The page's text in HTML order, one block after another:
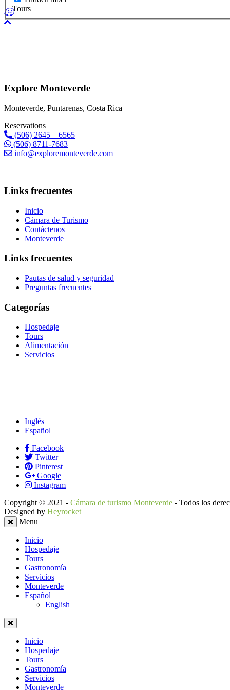
Tours
Explore Monteverde
Monteverde, Puntarenas, Costa Rica
Reservations
(506) 2645 – 6565
(506) 8711-7683
info@exploremonteverde.com
Links frecuentes
Inicio
Cámara de Turismo
Contáctenos
Monteverde
Links frecuentes
Pautas de salud y seguridad
Preguntas frecuentes
Categorías
Hospedaje
Tours
Alimentación
Servicios
Inglés
Español
Facebook
Twitter
Pinterest
Google
Instagram
Copyright © 2021 - Cámara de turismo Monteverde - Todos los
Designed by Heyrocket
Menu
Inicio
Hospedaje
Tours
Gastronomía
Servicios
Monteverde
Español
English
Inicio
Hospedaje
Tours
Gastronomía
Servicios
Monteverde